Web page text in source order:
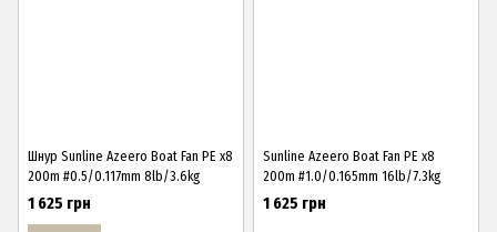
Шнур Sunline Azeero Boat Fan PE x8
200m #0.5/0.117mm 8lb/3.6kg
1 625 грн
Sunline Azeero Boat Fan PE x8
200m #1.0/0.165mm 16lb/7.3kg
1 625 грн